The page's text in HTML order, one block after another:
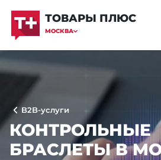
ТОВАРЫ ПЛЮС
МОСКВА
B2B-услуги
КОНТРОЛЬНЫЕ
БРАСЛЕТЫ В